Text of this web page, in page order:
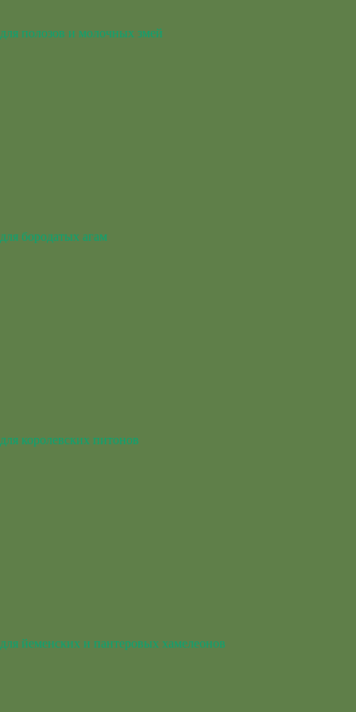
для полозов и молочных змей
для бородатых агам
для королевских питонов
для йеменских и пантеровых хамелеонов